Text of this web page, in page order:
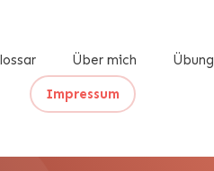
Über mich Übung
Impressum